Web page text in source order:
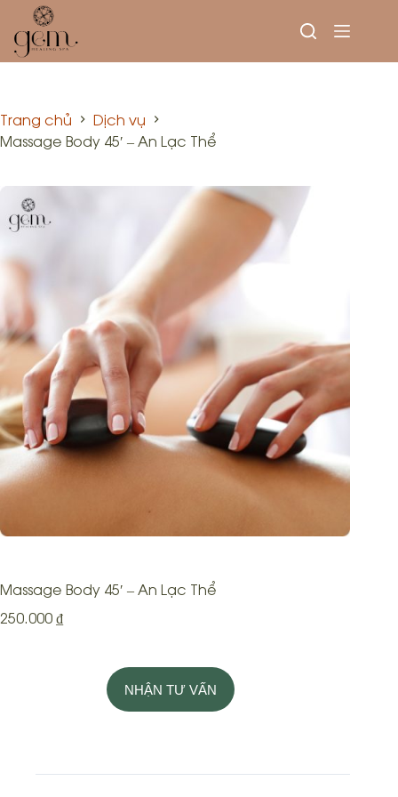
Trang chủ
Dịch vụ
Massage Body 45′ – An Lạc Thể
Massage Body 45′ – An Lạc Thể
250.000₫
NHẬN TƯ VẤN